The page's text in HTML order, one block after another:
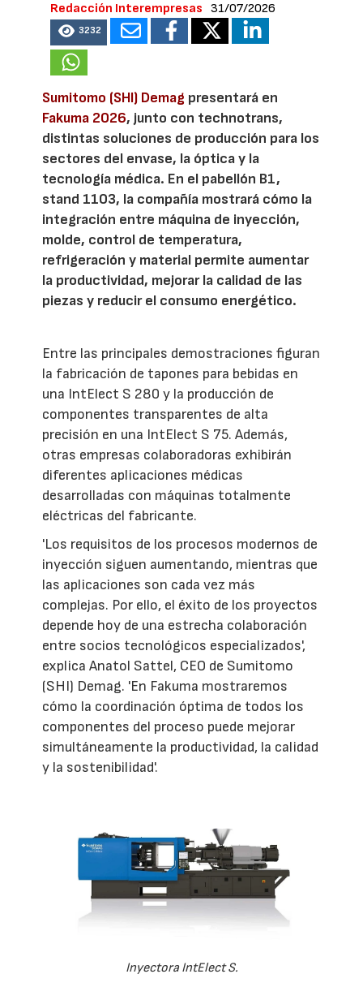
Redacción Interempresas 31/07/2026
3232
Sumitomo (SHI) Demag presentará en
Fakuma 2026, junto con technotrans,
distintas soluciones de producción para los
sectores del envase, la óptica y la
tecnología médica. En el pabellón B1,
stand 1103, la compañía mostrará cómo la
integración entre máquina de inyección,
molde, control de temperatura,
refrigeración y material permite aumentar
la productividad, mejorar la calidad de las
piezas y reducir el consumo energético.
Entre las principales demostraciones figuran
la fabricación de tapones para bebidas en
una IntElect S 280 y la producción de
componentes transparentes de alta
precisión en una IntElect S 75. Además,
otras empresas colaboradoras exhibirán
diferentes aplicaciones médicas
desarrolladas con máquinas totalmente
eléctricas del fabricante.
'Los requisitos de los procesos modernos de
inyección siguen aumentando, mientras que
las aplicaciones son cada vez más
complejas. Por ello, el éxito de los proyectos
depende hoy de una estrecha colaboración
entre socios tecnológicos especializados',
explica Anatol Sattel, CEO de Sumitomo
(SHI) Demag. 'En Fakuma mostraremos
cómo la coordinación óptima de todos los
componentes del proceso puede mejorar
simultáneamente la productividad, la calidad
y la sostenibilidad'.
Inyectora IntElect S.